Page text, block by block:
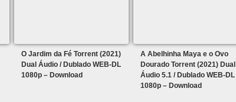
O Jardim da Fé Torrent (2021)
Dual Áudio / Dublado WEB-DL
1080p – Download
A Abelhinha Maya e o Ovo
Dourado Torrent (2021) Dual
Áudio 5.1 / Dublado WEB-DL
1080p – Download